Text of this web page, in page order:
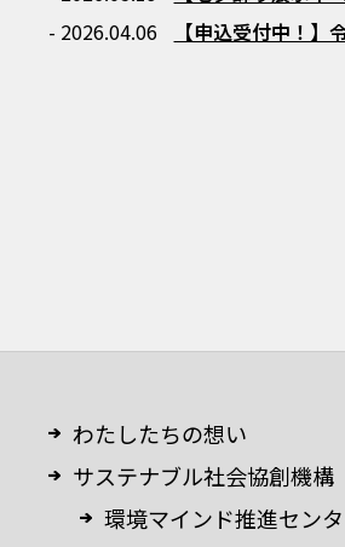
- 2026.04.06
【申込受付中！
わたしたちの想い
サステナブル社会協創機構
環境マインド推進セン